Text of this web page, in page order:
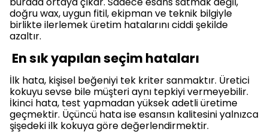
doğru wax, uygun fitil, ekipman ve teknik bilgiyle
birlikte ilerlemek üretim hatalarını ciddi şekilde
azaltır.
En sık yapılan seçim hataları
İlk hata, kişisel beğeniyi tek kriter sanmaktır. Üretici
kokuyu sevse bile müşteri aynı tepkiyi vermeyebilir.
İkinci hata, test yapmadan yüksek adetli üretime
geçmektir. Üçüncü hata ise esansın kalitesini yalnızca
şişedeki ilk kokuya göre değerlendirmektir.